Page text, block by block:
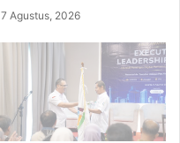
7 Agustus, 2026